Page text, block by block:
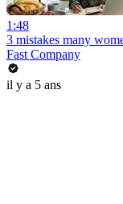
1:48
3 mistakes many
Fast Company
il y a 5 ans